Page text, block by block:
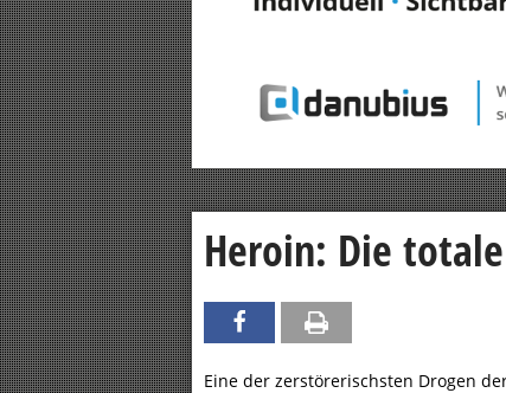
Heroin: Die
Eine der zerstörerischsten Drogen